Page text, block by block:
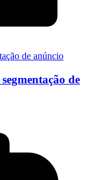
de